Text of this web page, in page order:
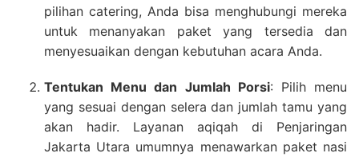
pilihan catering, Anda bisa menghubungi mereka
untuk menanyakan paket yang tersedia dan
menyesuaikan dengan kebutuhan acara Anda.
Tentukan Menu dan Jumlah Porsi: Pilih menu
yang sesuai dengan selera dan jumlah tamu yang
akan hadir. Layanan aqiqah di Penjaringan
Jakarta Utara umumnya menawarkan paket nasi